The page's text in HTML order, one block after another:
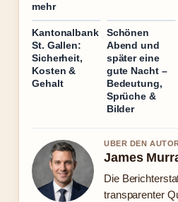
mehr
Kantonalbank
St. Gallen:
Sicherheit,
Kosten &
Gehalt
Schönen
Abend und
später eine
gute Nacht –
Bedeutung,
Sprüche &
Bilder
UBER DEN
James
Die
transparenter